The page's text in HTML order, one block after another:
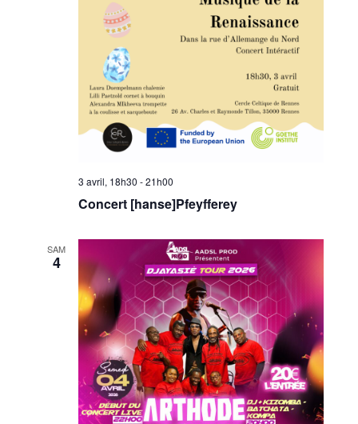
3 avril, 18h30 -21h00
Concert [hanse]Pfeyfferey
SAM
4